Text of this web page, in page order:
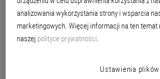
analizowania wykorzystania strony i wsparcia
marketingowych. Więcej informacji na ten temat
naszej polityce prywatności.
Ustawienia